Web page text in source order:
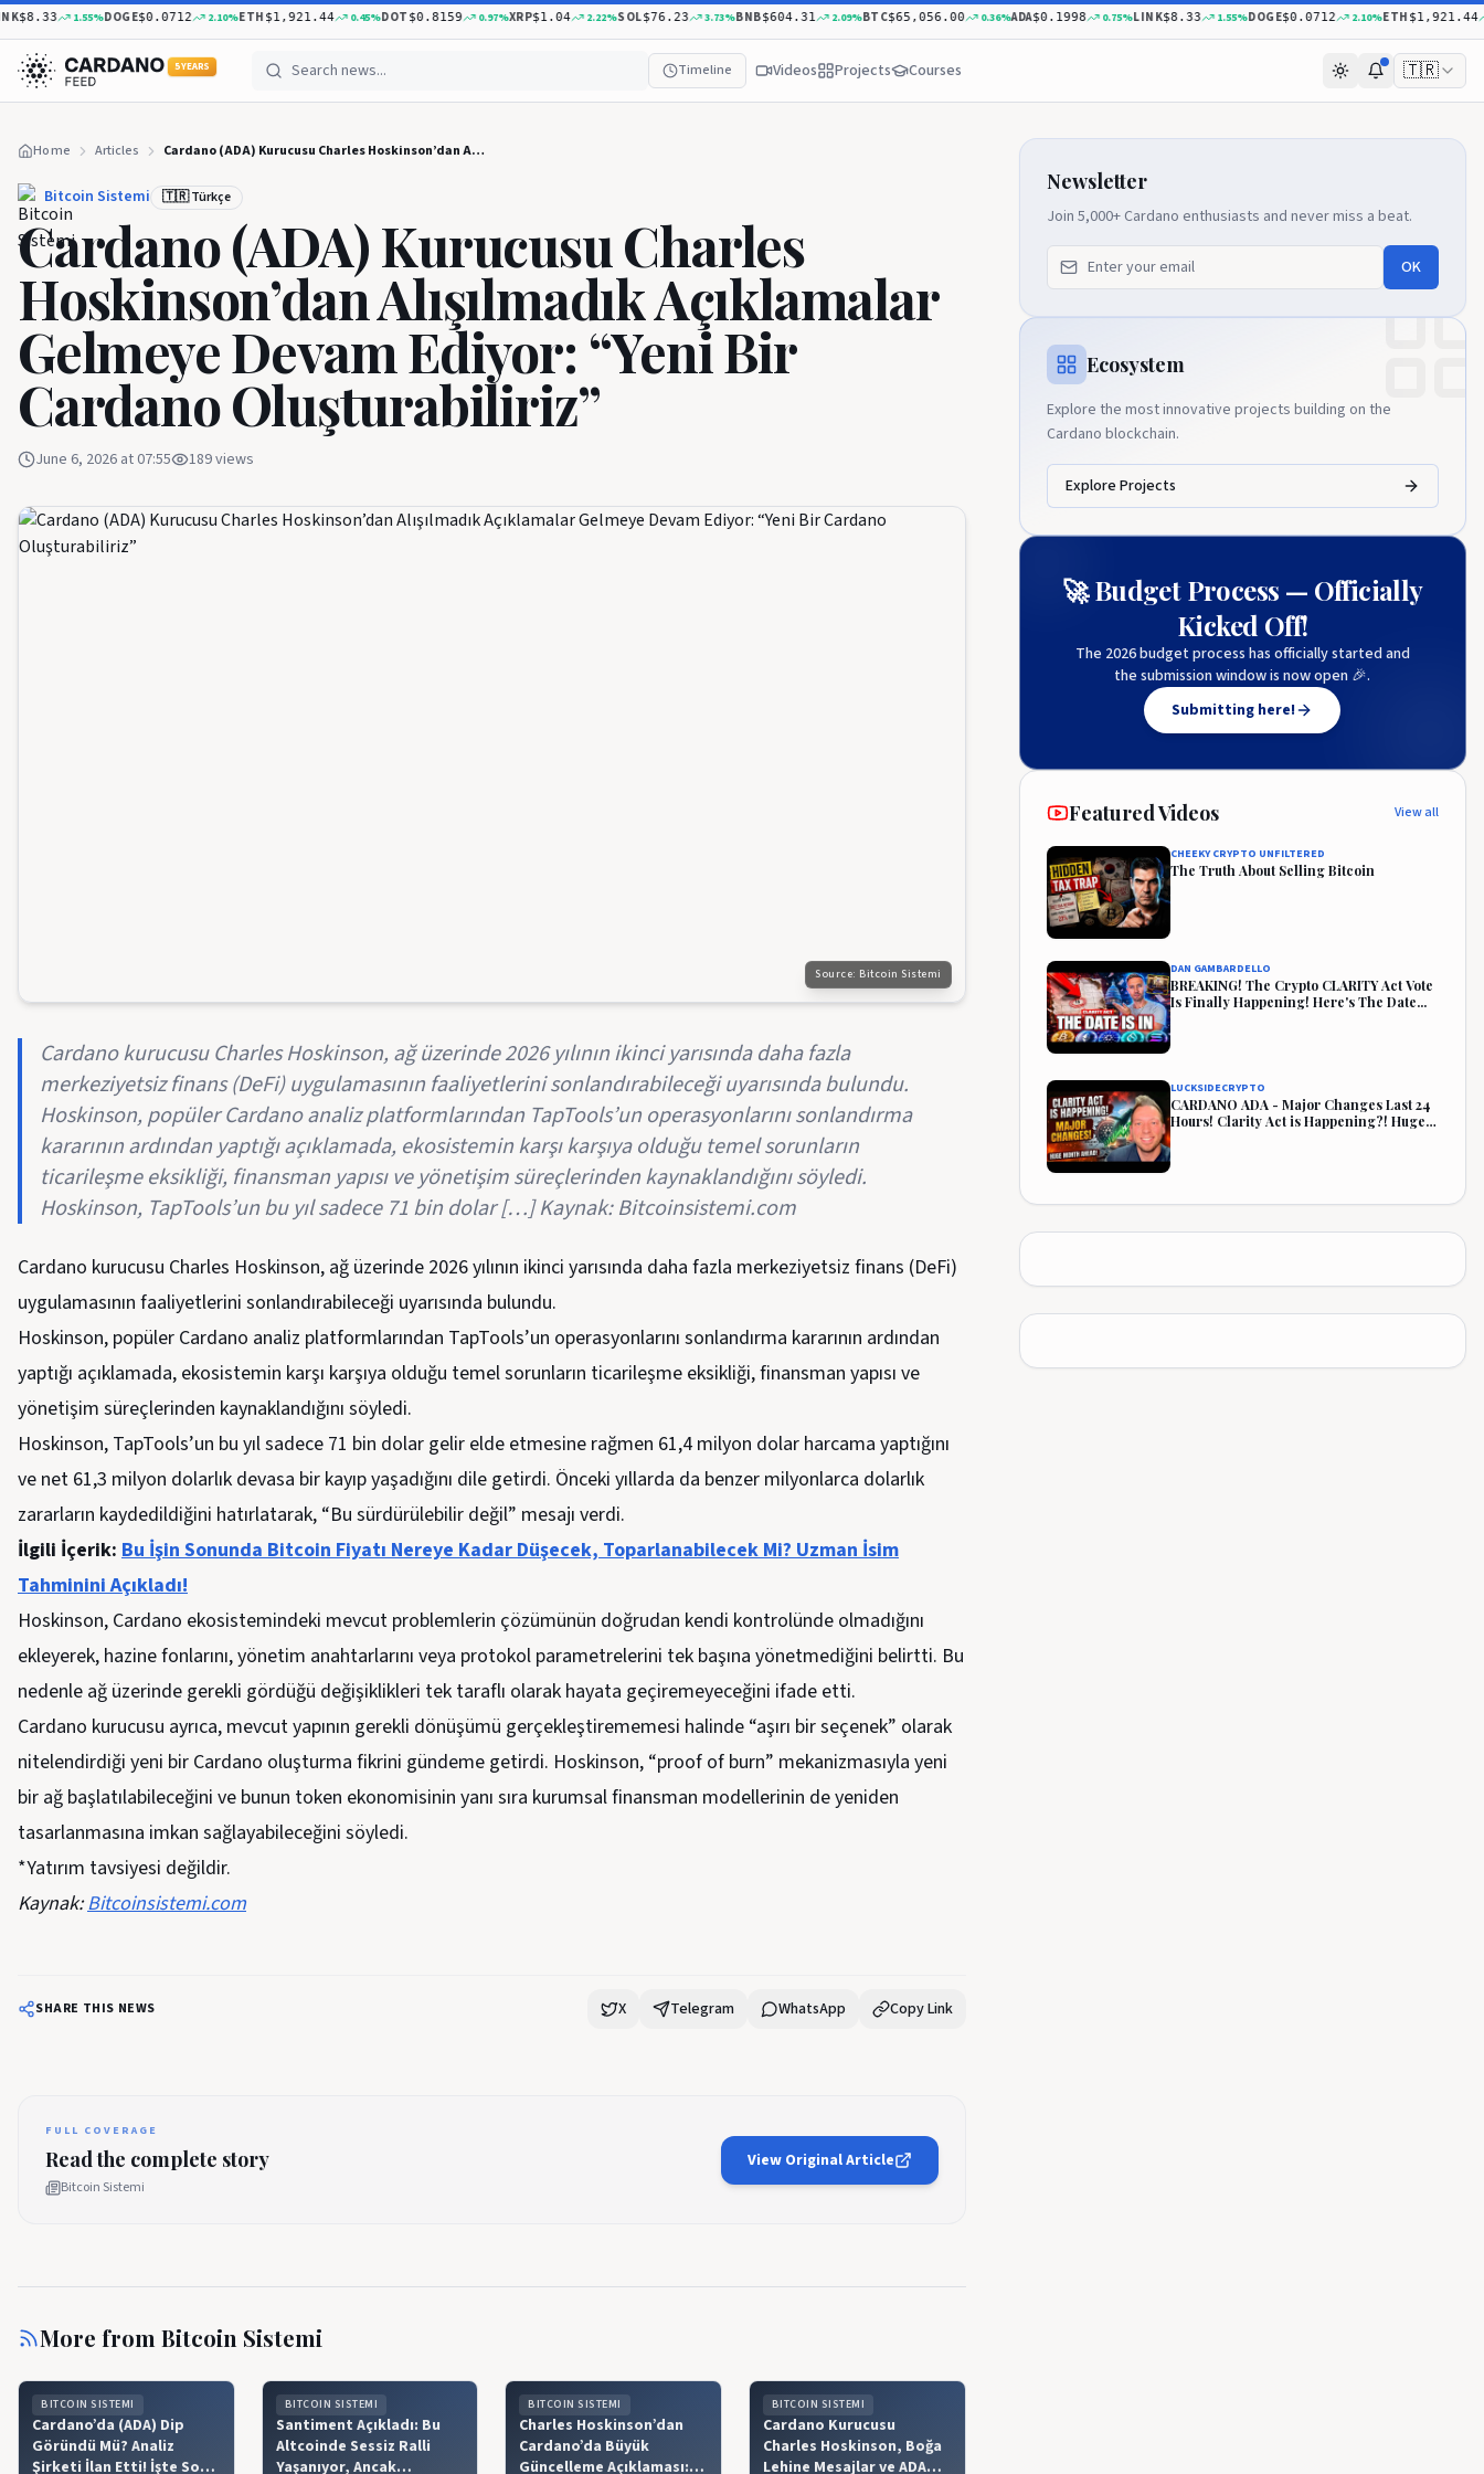
1.55%DOGE$0.0712 2.10 %ETH$1,921.44 0.45%DOT$0.8159 0.97%XRP$1.04 2.22 %SOL$76.23 3.73%BNB$604.31 2.09%BTC$65,056.00 0.36 %ADA$0.1998 0.75%LINK$8.33 1.55%DOGE$0.0712 2.10 %ETH$1,921.44
5 YEARS Timeline Videos Projects Courses 🇹🇷
Home Articles Cardano (ADA) Kurucusu Charles Hoskinson’dan Alışılmadık Açıklamalar Gelmeye Devam Ediyor: “Yeni Bir Cardano Oluşturabiliriz”
Bitcoin Sistemi 🇹🇷 Türkçe
Cardano (ADA) Kurucusu Charles
Hoskinson’dan Alışılmadık Açıklamalar
Gelmeye Devam Ediyor: “Yeni Bir
Cardano Oluşturabiliriz”
June 6, 2026 at 07:55 189views
Source: Bitcoin Sistemi
Cardano kurucusu Charles Hoskinson, ağ üzerinde 2026 yılının ikinci yarısında daha fazla
merkeziyetsiz finans (DeFi) uygulamasının faaliyetlerini sonlandırabileceği uyarısında bulundu.
Hoskinson, popüler Cardano analiz platformlarından TapTools’un operasyonlarını sonlandırma
kararının ardından yaptığı açıklamada, ekosistemin karşı karşıya olduğu temel sorunların
ticarileşme eksikliği, finansman yapısı ve yönetişim süreçlerinden kaynaklandığını söyledi.
Hoskinson, TapTools’un bu yıl sadece 71 bin dolar […] Kaynak: Bitcoinsistemi.com
Cardano kurucusu Charles Hoskinson, ağ üzerinde 2026 yılının ikinci yarısında daha fazla merkeziyetsiz finans (DeFi)
uygulamasının faaliyetlerini sonlandırabileceği uyarısında bulundu.
Hoskinson, popüler Cardano analiz platformlarından TapTools’un operasyonlarını sonlandırma kararının ardından
yaptığı açıklamada, ekosistemin karşı karşıya olduğu temel sorunların ticarileşme eksikliği, finansman yapısı ve
yönetişim süreçlerinden kaynaklandığını söyledi.
Hoskinson, TapTools’un bu yıl sadece 71 bin dolar gelir elde etmesine rağmen 61,4 milyon dolar harcama yaptığını
ve net 61,3 milyon dolarlık devasa bir kayıp yaşadığını dile getirdi. Önceki yıllarda da benzer milyonlarca dolarlık
zararların kaydedildiğini hatırlatarak, “Bu sürdürülebilir değil” mesajı verdi.
İlgili İçerik: Bu İşin Sonunda Bitcoin Fiyatı Nereye Kadar Düşecek, Toparlanabilecek Mi? Uzman İsim
Tahminini Açıkladı!
Hoskinson, Cardano ekosistemindeki mevcut problemlerin çözümünün doğrudan kendi kontrolünde olmadığını
ekleyerek, hazine fonlarını, yönetim anahtarlarını veya protokol parametrelerini tek başına yönetmediğini belirtti. Bu
nedenle ağ üzerinde gerekli gördüğü değişiklikleri tek taraflı olarak hayata geçiremeyeceğini ifade etti.
Cardano kurucusu ayrıca, mevcut yapının gerekli dönüşümü gerçekleştirememesi halinde “aşırı bir seçenek” olarak
nitelendirdiği yeni bir Cardano oluşturma fikrini gündeme getirdi. Hoskinson, “proof of burn” mekanizmasıyla yeni
bir ağ başlatılabileceğini ve bunun token ekonomisinin yanı sıra kurumsal finansman modellerinin de yeniden
tasarlanmasına imkan sağlayabileceğini söyledi.
*Yatırım tavsiyesi değildir.
Kaynak:Bitcoinsistemi.com
SHARE THIS NEWS X Telegram WhatsApp Copy Link
FULL COVERAGE
Read the complete story
Bitcoin Sistemi
View Original Article
More from Bitcoin Sistemi
BITCOIN SISTEMI
Cardano’da (ADA) Dip
Göründü Mü? Analiz
Şirketi İlan Etti! İşte Son
BITCOIN SISTEMI
Santiment Açıkladı: Bu
Altcoinde Sessiz Ralli
Yaşanıyor, Ancak
BITCOIN SISTEMI
Charles Hoskinson’dan
Cardano’da Büyük
Güncelleme Açıklaması:
BITCOIN SISTEMI
Cardano Kurucusu
Charles Hoskinson, Boğa
Lehine Mesajlar ve ADA
Newsletter
Join 5,000+ Cardano enthusiasts and never miss a beat.
OK
Ecosystem
Explore the most innovative projects building on the
Cardano blockchain.
Explore Projects
🚀 Budget Process — Officially
Kicked Off!
The 2026 budget process has officially started and
the submission window is now open 🎉.
Submitting here!
Featured Videos View all
CHEEKY CRYPTO UNFILTERED
The Truth About Selling Bitcoin
DAN GAMBARDELLO
BREAKING! The Crypto CLARITY Act Vote
Is Finally Happening! Here's The Date...
LUCKSIDECRYPTO
CARDANO ADA - Major Changes Last 24
Hours! Clarity Act is Happening?! Huge
Month Ahead!